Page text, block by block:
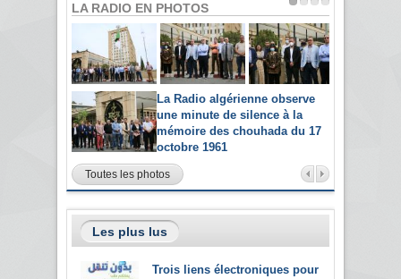
LA RADIO EN PHOTOS
La Radio algérienne observe
une minute de silence à la
mémoire des chouhada du 17
octobre 1961
Toutes les photos
Les plus lus
Trois liens électroniques pour